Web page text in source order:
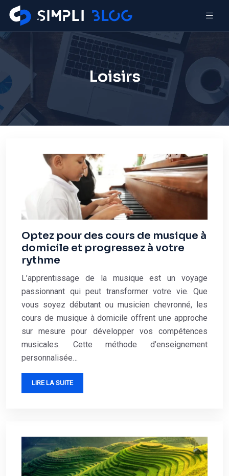
Loisirs
Optez pour des cours de musique à
domicile et progressez à votre
rythme
L’apprentissage de la musique est un voyage
passionnant qui peut transformer votre vie. Que
vous soyez débutant ou musicien chevronné, les
cours de musique à domicile offrent une approche
sur mesure pour développer vos compétences
musicales. Cette méthode d’enseignement
personnalisée…
LIRE LA SUITE